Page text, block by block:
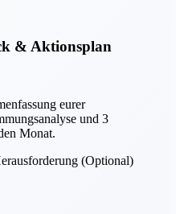
& Aktionsplan
eurer
und 3
Monat.
(Optional)